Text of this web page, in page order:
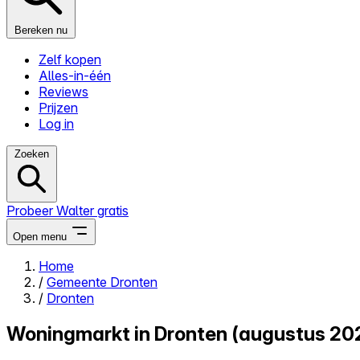
Bereken nu
Zelf kopen
Alles-in-één
Reviews
Prijzen
Log in
Zoeken
Probeer Walter gratis
Open menu
Close menu
Home
/ Gemeente Dronten
/ Dronten
Woningmarkt in Dronten (augustus